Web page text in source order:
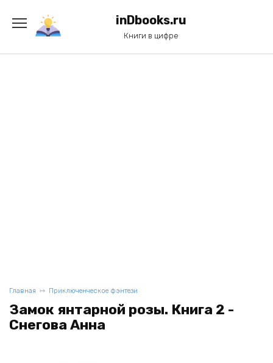
содержанию
inDbooks.ru
Книги в цифре
Главная Приключенческое фэнтези
Замок янтарной розы. Книга 2 -
Снегова Анна